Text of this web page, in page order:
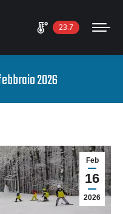
23.7
2026
Feb
16
2026